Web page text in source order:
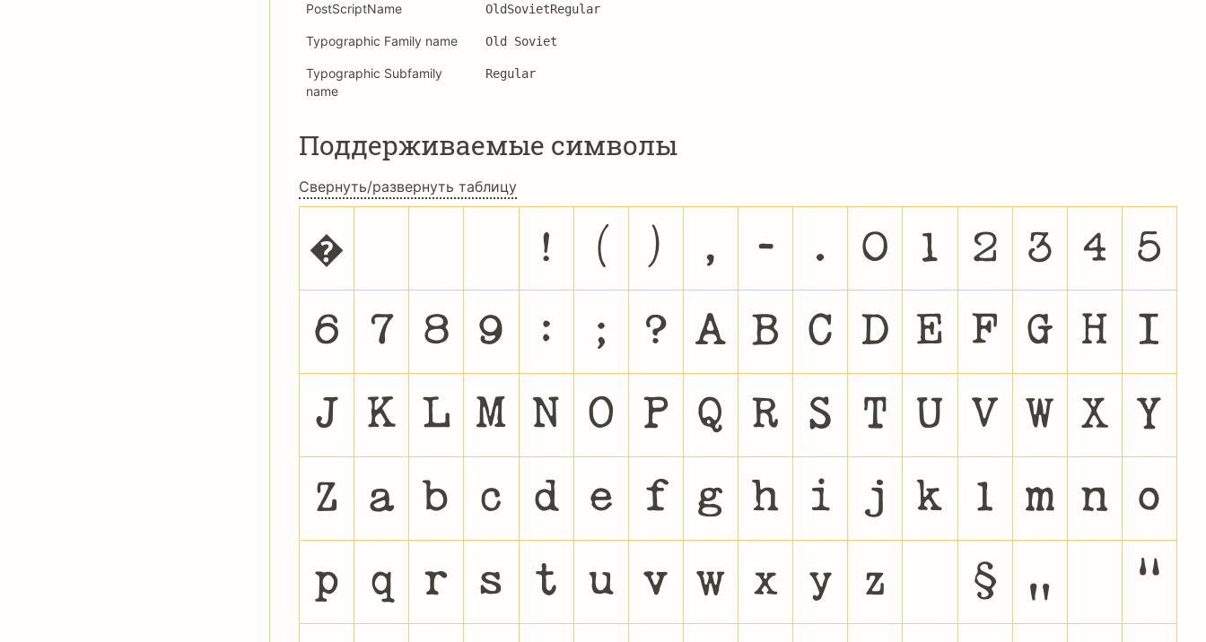
PostScriptName OldSovietRegular
Typographic Family name Old Soviet
Typographic Subfamily
name
Regular
Поддерживаемые символы
Свернуть/развернуть таблицу
� ! ( ) , - . 0 1 2 3 4 5
6 7 8 9 : ; ? A B C D E F G H I
J K L M N O P Q R S T U V W X Y
Z a b c d e f g h i j k l m n o
p q r s t u v w x y z § « »